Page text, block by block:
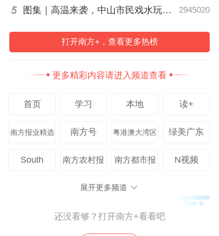
人与自然博物馆入选为“省秦岭生态环境保护
的研学基地有7处，“看大熊猫、赏山茱萸”春
·冬游秦岭”之旅入选全国乡村旅游精品线
丝猴佛坪救护繁育研究基地对外开放以来，
次，为地方带来直接经济效益超1.1亿
元。”相关负责人向记者表示，每位游客来到
佛坪，单日花费往往需要200元以上，有效
拉动了“吃、住、游、购、娱”全链条，当地
图集｜高温来袭，中山市民戏水玩泡沫消暑 2945020
打开南方+，查看更多热榜
更多精彩内容请进入频道查看
首页 学习 本地 读+
南方报业精选 南方号 粤港澳大湾区 绿美广东
South 南方农村报 南方都市报 N视频
展开更多频道
还没看够？打开南方+看看吧